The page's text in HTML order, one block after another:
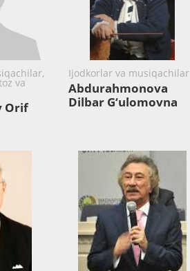
va
Orif
Ijodkorlar va musiqachilar
Abdurahmonova
Dilbar G‘ulomovna